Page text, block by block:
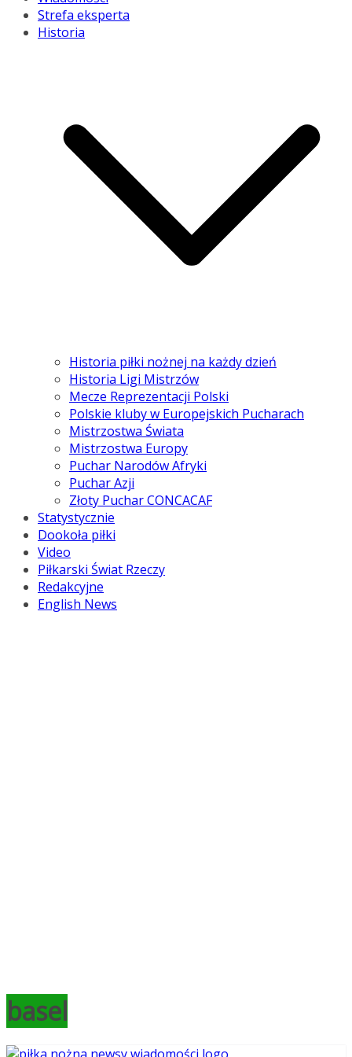
Strefa eksperta
Historia
Historia piłki nożnej na każdy dzień
Historia Ligi Mistrzów
Mecze Reprezentacji Polski
Polskie kluby w Europejskich Pucharach
Mistrzostwa Świata
Mistrzostwa Europy
Puchar Narodów Afryki
Puchar Azji
Złoty Puchar CONCACAF
Statystycznie
Dookoła piłki
Video
Piłkarski Świat Rzeczy
Redakcyjne
English News
basel